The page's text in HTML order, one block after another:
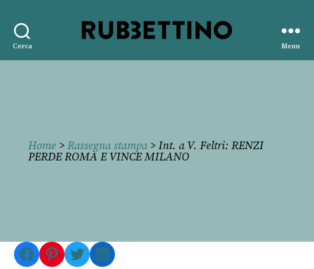
Cerca
editore
Menu
Home > Rassegna stampa> Int. a V. Feltri: RENZI
PERDE ROMA E VINCE MILANO
Facebook
Pinterest
TwitterLinkedIn